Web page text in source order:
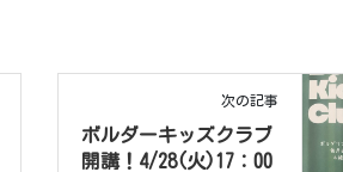
次の記事
ボルダーキッズクラブ
開講！4/28(火)17：00